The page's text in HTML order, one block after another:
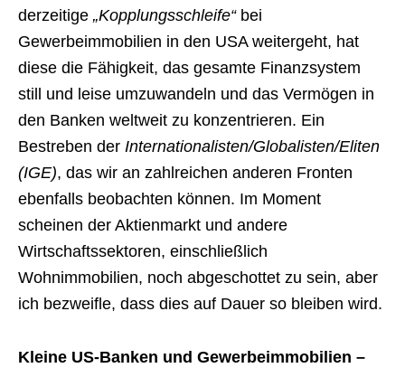
derzeitige „Kopplungsschleife“bei
Gewerbeimmobilien in den USA weitergeht, hat
diese die Fähigkeit, das gesamte Finanzsystem
still und leise umzuwandeln und das Vermögen in
den Banken weltweit zu konzentrieren. Ein
Bestreben der Internationalisten/Globalisten/Eliten
(IGE), das wir an zahlreichen anderen Fronten
ebenfalls beobachten können. Im Moment
scheinen der Aktienmarkt und andere
Wirtschaftssektoren, einschließlich
Wohnimmobilien, noch abgeschottet zu sein, aber
ich bezweifle, dass dies auf Dauer so bleiben wird.
Kleine US-Banken und Gewerbeimmobilien –